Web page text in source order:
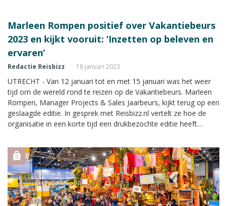
Marleen Rompen positief over Vakantiebeurs
2023 en kijkt vooruit: ‘Inzetten op beleven en
ervaren’
Redactie Reisbizz 18 januari 2023
UTRECHT - Van 12 januari tot en met 15 januari was het weer
tijd om de wereld rond te reizen op de Vakantiebeurs. Marleen
Rompen, Manager Projects & Sales Jaarbeurs, kijkt terug op een
geslaagde editie. In gesprek met Reisbizz.nl vertelt ze hoe de
organisatie in een korte tijd een drukbezochte editie heeft